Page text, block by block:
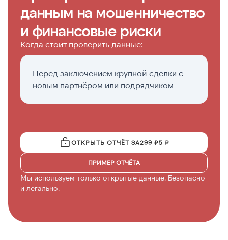
данным на мошенничество
и финансовые риски
Когда стоит проверить данные:
Перед заключением крупной сделки с
новым партнёром или подрядчиком
ОТКРЫТЬ ОТЧЁТ ЗА299 ₽5 ₽
ПРИМЕР ОТЧЁТА
Мы используем только открытые данные. Безопасно
и легально.